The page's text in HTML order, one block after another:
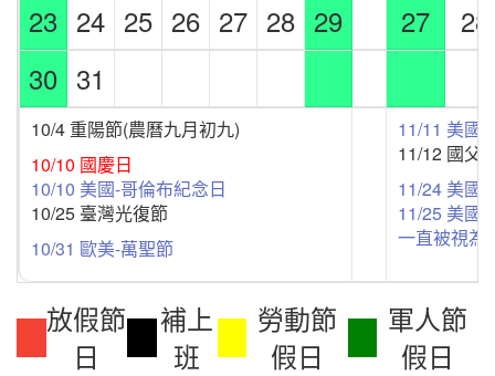
23 24 25 26 27 28 29 27
28
30 31
10/4 重陽節(農曆九月初九)
10/10 國慶日
10/10 美國-哥倫布紀念日
10/25 臺灣光復節
10/31 歐美-萬聖節
11/11 美國-
11/12 國父
11/24 美國-
11/25 美國-
一直被視為
放假節
日
補上
班
勞動節
假日
軍人節
假日